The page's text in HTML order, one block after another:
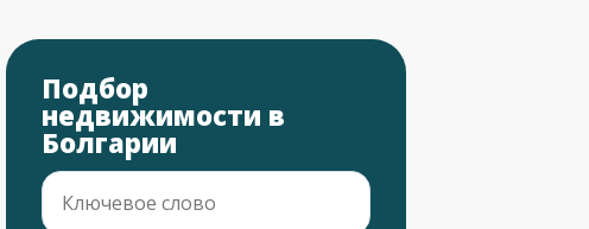
Подбор
недвижимости в
Болгарии